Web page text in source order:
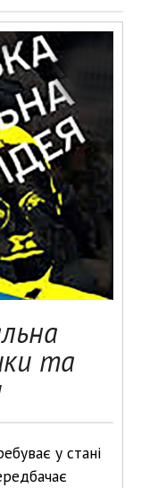
та
у стані